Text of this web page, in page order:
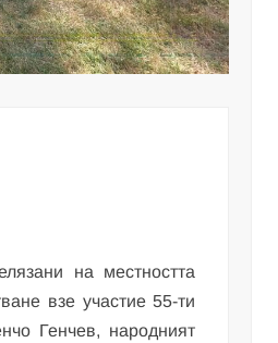
на местността
взе участие 55-ти
Генчев, народният